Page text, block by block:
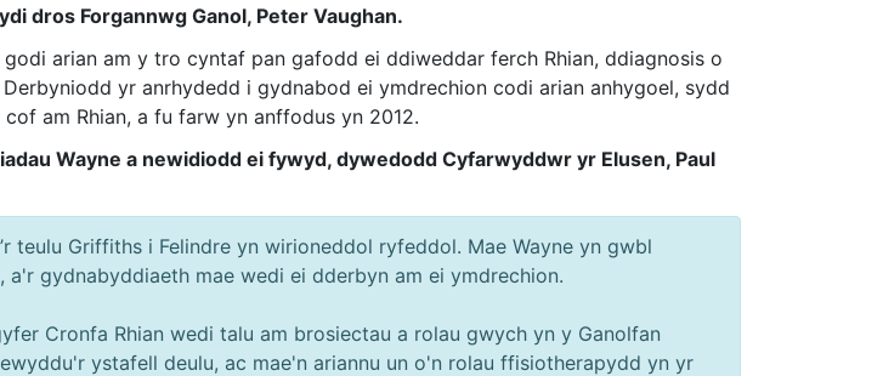
dros Forgannwg Ganol, Peter Vaughan.
arian am y tro cyntaf pan gafodd ei ddiweddar ferch Rhian, ddiagnosis o
yr anrhydedd i gydnabod ei ymdrechion codi arian anhygoel, sydd
am Rhian, a fu farw yn anffodus yn 2012.
Wayne a newidiodd ei fywyd, dywedodd Cyfarwyddwr yr Elusen, Paul
teulu Griffiths i Felindre yn wirioneddol ryfeddol. Mae Wayne yn gwbl
a'r gydnabyddiaeth mae wedi ei dderbyn am ei ymdrechion.
Cronfa Rhian wedi talu am brosiectau a rolau gwych yn y Ganolfan
ystafell deulu, ac mae'n ariannu un o'n rolau ffisiotherapydd yn yr